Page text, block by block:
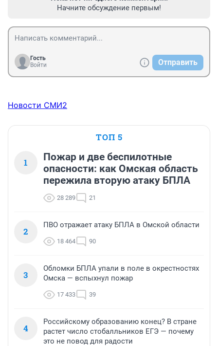
Начните обсуждение первым!
Гость
Войти
Отправить
Новости СМИ2
ТОП 5
1
Пожар и две беспилотные
опасности: как Омская область
пережила вторую атаку БПЛА
28 289 21
2
ПВО отражает атаку БПЛА в Омской области
18 464 90
3
Обломки БПЛА упали в поле в окрестностях
Омска — вспыхнул пожар
17 433 39
4
Российскому образованию конец? В стране
растет число стобалльников ЕГЭ — почему
это не повод для радости